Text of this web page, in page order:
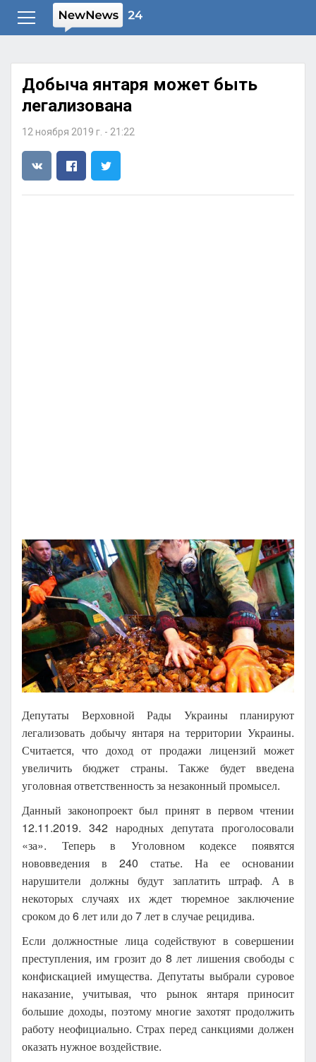
Добыча янтаря может быть
легализована
12 ноября 2019 г. - 21:22
Депутаты Верховной Рады Украины планируют
легализовать добычу янтаря на территории Украины.
Считается, что доход от продажи лицензий может
увеличить бюджет страны. Также будет введена
уголовная ответственность за незаконный промысел.
Данный законопроект был принят в первом чтении
12.11.2019. 342 народных депутата проголосовали
«за». Теперь в Уголовном кодексе появятся
нововведения в 240 статье. На ее основании
нарушители должны будут заплатить штраф. А в
некоторых случаях их ждет тюремное заключение
сроком до 6 лет или до 7 лет в случае рецидива.
Если должностные лица содействуют в совершении
преступления, им грозит до 8 лет лишения свободы с
конфискацией имущества. Депутаты выбрали суровое
наказание, учитывая, что рынок янтаря приносит
большие доходы, поэтому многие захотят продолжить
работу неофициально. Страх перед санкциями должен
оказать нужное воздействие.